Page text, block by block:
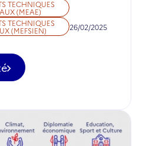
TECHNIQUES
(MEAE)
TECHNIQUES
(MEFSIEN) 26/02/2025